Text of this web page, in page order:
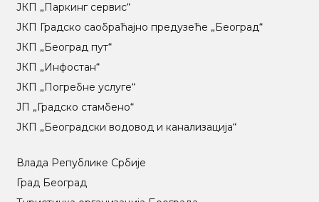
ЈКП „Паркинг сервис“
ЈКП Градско саобраћајно предузеће „Београд“
ЈКП „Београд пут“
ЈКП „Инфостан“
ЈКП „Погребне услуге“
ЈП „Градско стамбено“
ЈКП „Београдски водовод и канализација“
Влада Републике Србије
Град Београд